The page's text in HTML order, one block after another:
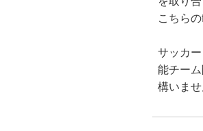
こちら
サッカ
能チー
構いま